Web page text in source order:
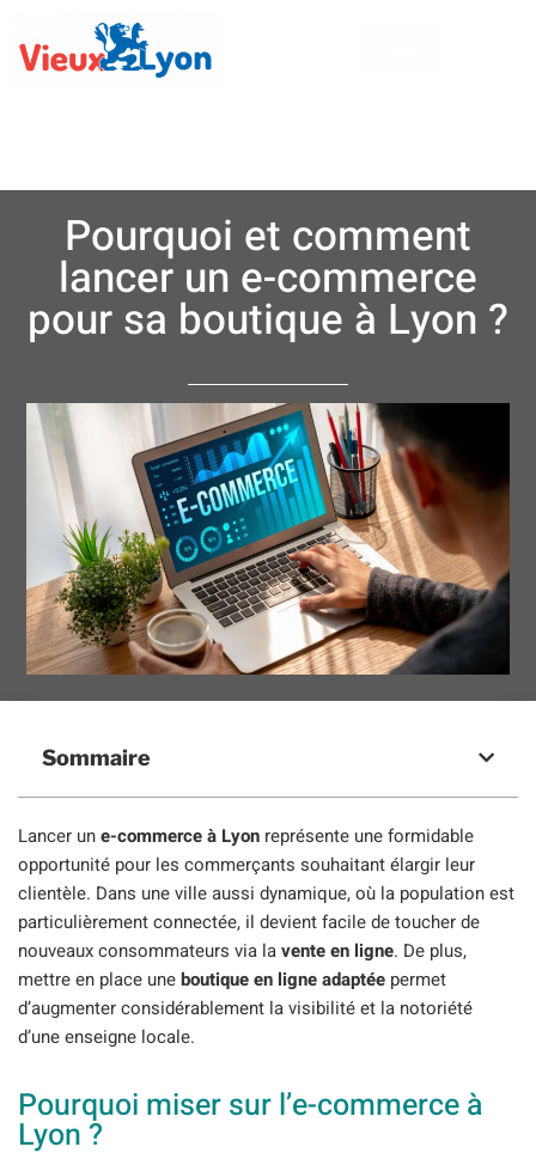
Pourquoi et comment
lancer un e-commerce
pour sa boutique à Lyon ?
Sommaire
Lancer une-commerce à Lyon représente une formidable
opportunité pour les commerçants souhaitant élargir leur
clientèle. Dans une ville aussi dynamique, où la population est
particulièrement connectée, il devient facile de toucher de
nouveaux consommateurs via lavente en ligne. De plus,
mettre en place uneboutique en ligne adaptée permet
d’augmenter considérablement la visibilité et la notoriété
d’une enseigne locale.
Pourquoi miser sur l’e-commerce à
Lyon ?